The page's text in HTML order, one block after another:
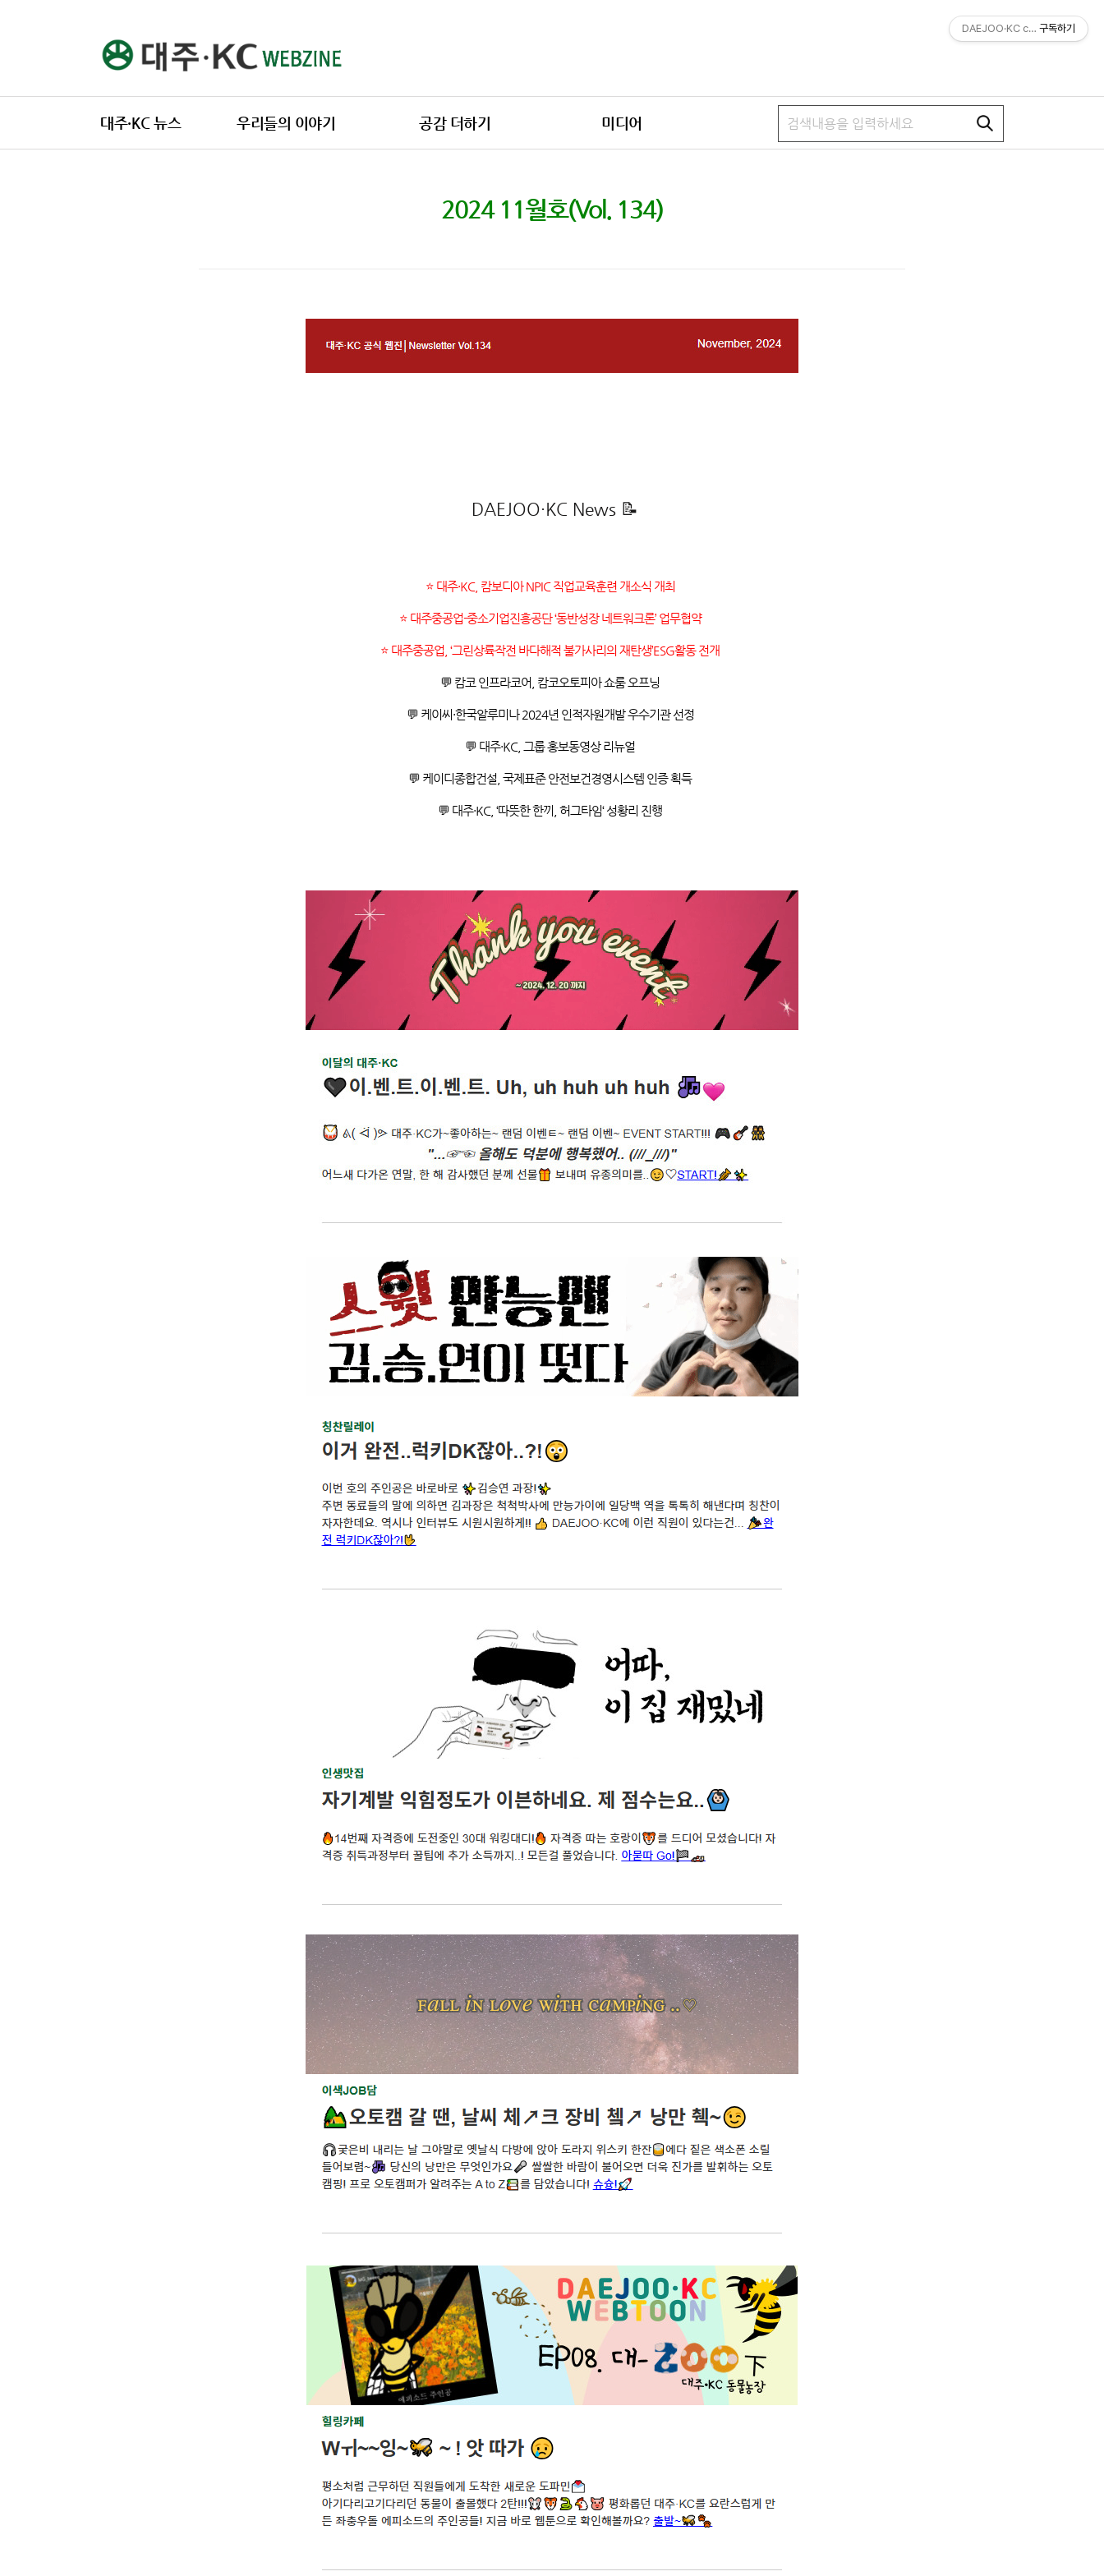
대주·KC 뉴스 우리들의 이야기 공감 더하기 미디어
2024 11월호(Vol. 134)
DAEJOO·KC News 📝
⭐ 대주·KC, 캄보디아 NPIC 직업교육훈련 개소식 개최
⭐ 대주중공업-중소기업진흥공단 ‘동반성장 네트워크론’ 업무협약
⭐ 대주중공업, ‘그린상륙작전 바다해적 불가사리의 재탄생’ESG활동 전개
💬 캄코 인프라코어, 캄코오토피아 쇼룸 오프닝
💬 케이씨·한국알루미나 2024년 인적자원개발 우수기관 선정
💬 대주·KC, 그룹 홍보동영상 리뉴얼
💬 케이디종합건설, 국제표준 안전보건경영시스템 인증 획득
💬 대주·KC, ‘따뜻한 한끼, 허그타임‘ 성황리 진행
DAEJOO·KC company
구독하기